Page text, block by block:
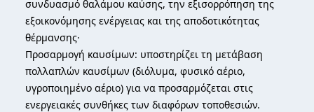
συνδυασμό θαλάμου καύσης, την εξισορρόπηση της
εξοικονόμησης ενέργειας και της αποδοτικότητας
θέρμανσης·
Προσαρμογή καυσίμων: υποστηρίζει τη μετάβαση
πολλαπλών καυσίμων (διόλυμα, φυσικό αέριο,
υγροποιημένο αέριο) για να προσαρμόζεται στις
ενεργειακές συνθήκες των διαφόρων τοποθεσιών.